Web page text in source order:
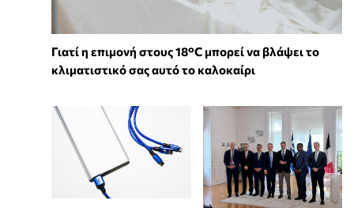
Γιατί η επιμονή στους 18°C μπορεί να βλάψει το
κλιματιστικό σας αυτό το καλοκαίρι